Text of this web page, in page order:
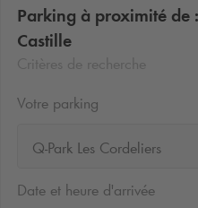
Parking à proximité de
Castille
Votre parking
Q-Park Les Cordeliers
Date et heure d'arrivée